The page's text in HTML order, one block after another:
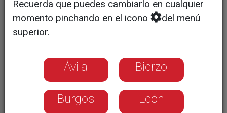
encuentran en Barcelona
han agradecido las gestiones de la
Generalitat catalana
Quieren olvidar la confusión que
hizo que durante unas horas fuesen
Recuerda que puedes cambiarlo en cualquier
momento pinchando en el icono
del menú
superior.
Ávila Bierzo
Burgos León